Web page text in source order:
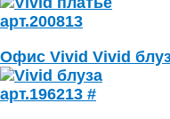
Офис Vivid Vivid